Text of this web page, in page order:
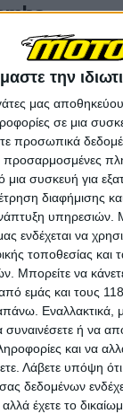
την
μας
σε μια
προσωπικά
προσαρμοσμένες
συσκευή για
διαφήμισης
υπηρεσιών.
ενδέχεται να
τοποθεσίας και
να κάνετε
εμάς και τους
Εναλλακτικά,
συναινέσετε ή να
και να
Λάβετε υπόψη
δεδομένων
έχετε το
II:
αγωνιστικό
επιβεβαίωσε
Πρωτάθλημα
πετυχαίνει το